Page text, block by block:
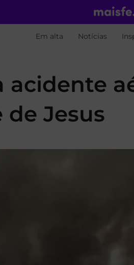
Em alta Notícias
acidente
Jesus